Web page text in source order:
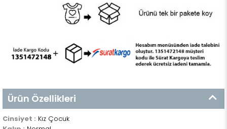
Ürün Özellikleri
Cinsiyet : Kız Çocuk